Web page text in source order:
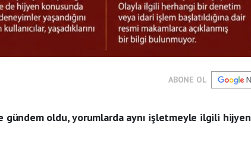
ABONE OL
gündem oldu, yorumlarda aynı işletmeyle ilgili hijyen